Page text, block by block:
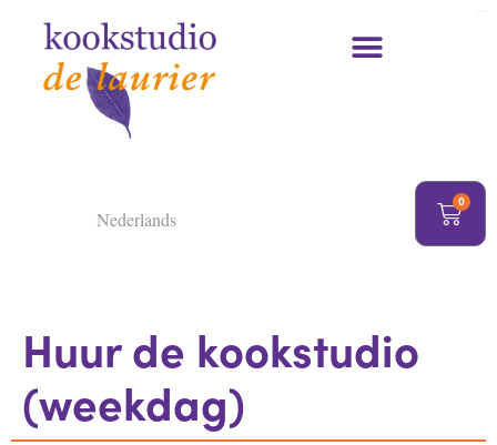
Nederlands
0
Huur de kookstudio
(weekdag)